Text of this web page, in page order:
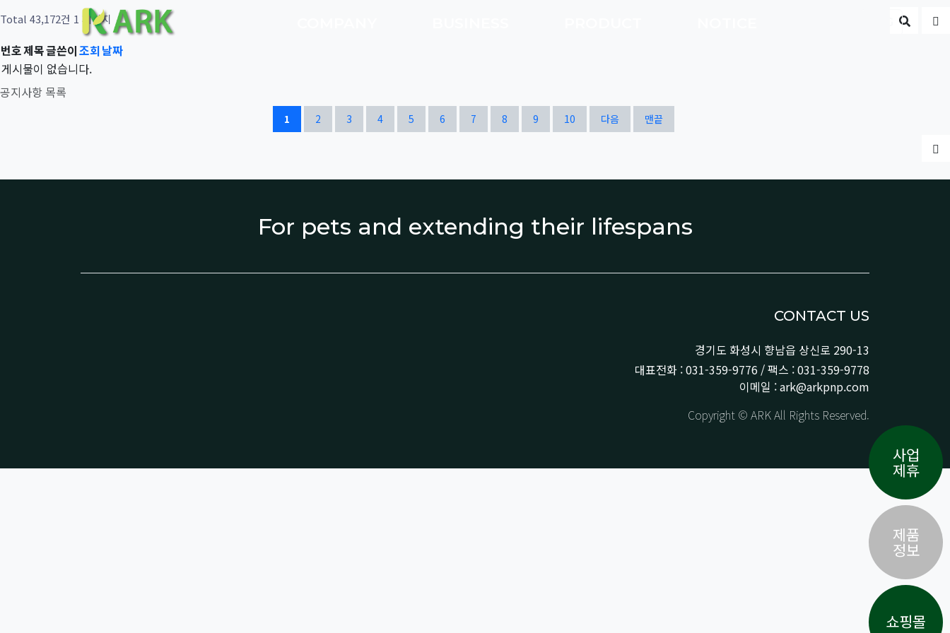
Total 43,172건 1 페이지 게시판
공지사항 목록
번호제목글쓴이조회날짜
게시물이 없습니다.
열린
1 페이지
2
페이지 3
페이지 4
페이지 5
페이지 6
페이지 7
페이지 8
페이지 9
페이지 10
페이지 다음 맨끝
For pets and extending their lifespans
CONTACT US
경기도 화성시 향남읍 상신로 290-13
대표전화 : 031-359-9776 / 팩스 : 031-359-9778
이메일 : ark@arkpnp.com
Copyright © ARK All Rights Reserved.
사업
제휴
제품
정보
쇼핑몰